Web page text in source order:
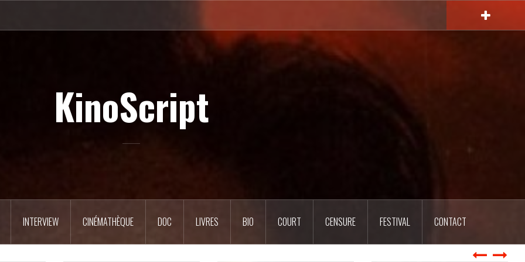
KinoScript
INTERVIEW CINÉMATHÈQUE DOC LIVRES BIO COURT CENSURE FESTIVAL CONTACT